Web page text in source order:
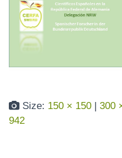
Published by
Size: 150 × 150 | 300
942